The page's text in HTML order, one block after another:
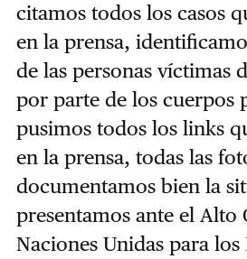
citamos todos los casos
en la prensa,
de las personas víctimas
por parte de los cuerpos
pusimos todos los links
en la prensa, todas las
documentamos bien la
presentamos ante el Alto
Naciones Unidas para los